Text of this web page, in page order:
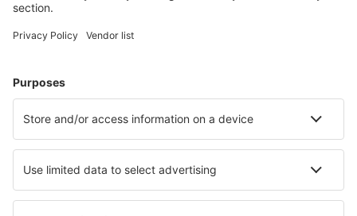
Naplánujte si cestu
Letenky
Ubytování
Let+Hotel
Hotely
Transfery
Sportovní události